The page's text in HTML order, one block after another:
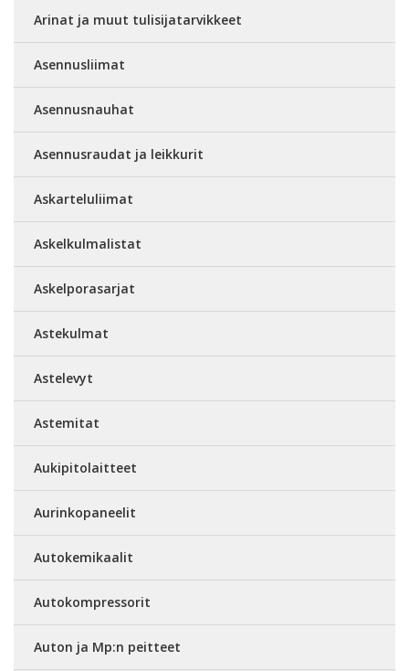
Arinat ja muut tulisijatarvikkeet
Asennusliimat
Asennusnauhat
Asennusraudat ja leikkurit
Askarteluliimat
Askelkulmalistat
Askelporasarjat
Astekulmat
Astelevyt
Astemitat
Aukipitolaitteet
Aurinkopaneelit
Autokemikaalit
Autokompressorit
Auton ja Mp:n peitteet